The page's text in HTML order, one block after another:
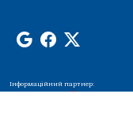
Інформаційний партнер: